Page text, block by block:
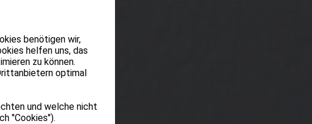
benötigen wir,
helfen uns, das
zu können.
optimal
und welche nicht
"Cookies").